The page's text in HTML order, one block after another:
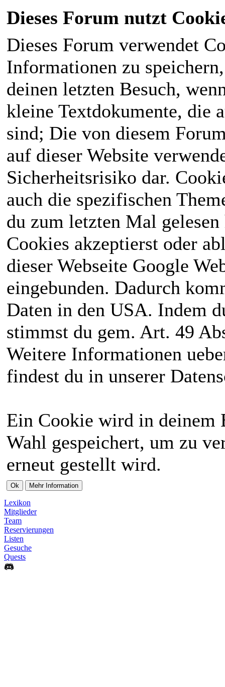
Dieses Forum nutzt
Dieses Forum verwendet
Informationen zu
deinen letzten Besuch,
kleine Textdokumente, die
sind; Die von diesem
auf dieser Website
Sicherheitsrisiko dar.
auch die spezifischen
du zum letzten Mal
Cookies akzeptierst oder
dieser Webseite Google
eingebunden. Dadurch
Daten in den USA. Indem
stimmst du gem. Art. 49
Weitere Informationen
findest du in unserer
Ein Cookie wird in deinem
Wahl gespeichert, um zu
erneut gestellt wird.
Lexikon
Mitglieder
Team
Reservierungen
Listen
Gesuche
Quests